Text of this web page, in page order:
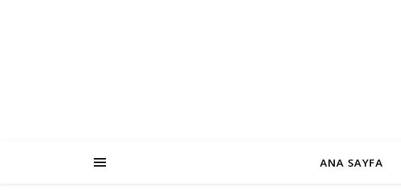
ANA SAYFA